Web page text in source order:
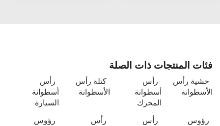
فئات المنتجات ذات الصلة
حشية رأس
الأسطوانة
رأس
أسطوانة
المحرك
كتلة رأس
الأسطوانة
رأس
أسطوانة
السيارة
رؤوس
رأس
رأس
رؤوس